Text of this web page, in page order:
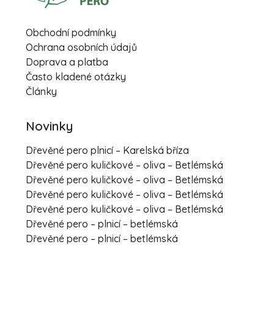
Obchodní podmínky
Ochrana osobních údajů
Doprava a platba
Často kladené otázky
Články
Novinky
Dřevěné pero plnicí – Karelská bříza
Dřevěné pero kuličkové – oliva – Betlémská
Dřevěné pero kuličkové – oliva – Betlémská
Dřevěné pero kuličkové – oliva – Betlémská
Dřevěné pero kuličkové – oliva – Betlémská
Dřevěné pero – plnicí – betlémská
Dřevěné pero – plnicí – betlémská